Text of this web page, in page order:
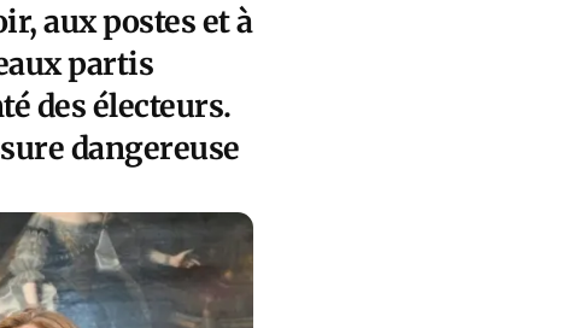
aux postes et à
partis
des électeurs.
dangereuse